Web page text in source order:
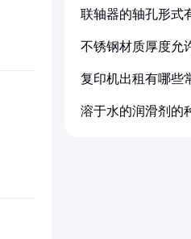
联轴器的轴孔形式
不锈钢材质厚度允
复印机出租有哪些
溶于水的润滑剂的